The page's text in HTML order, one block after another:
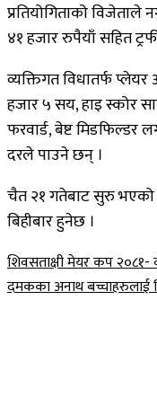
प्रतियोगिताकोविजेताले
४१हजाररुपैयाँसहित
व्यक्तिगतविधातर्फप्लेयर
हजार५सय,हाइस्कोर
फरवार्ड,बेष्टमिडफिल्डर
दरलेपाउनेछन् ।
चैत२१गतेबाटसुरुभएको
बिहीबारहुनेछ ।
Post
navigation
शिवसताक्षी मेयर कप
दमकका अनाथ बच्चाहरुलाई